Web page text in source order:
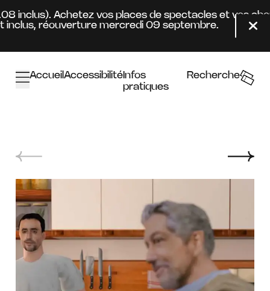
inclus). Achetez vos places de spectacles et vos
réouverture mercredi 09 septembre.
AccueilAccessibilitéInfos
pratiques
Recherche